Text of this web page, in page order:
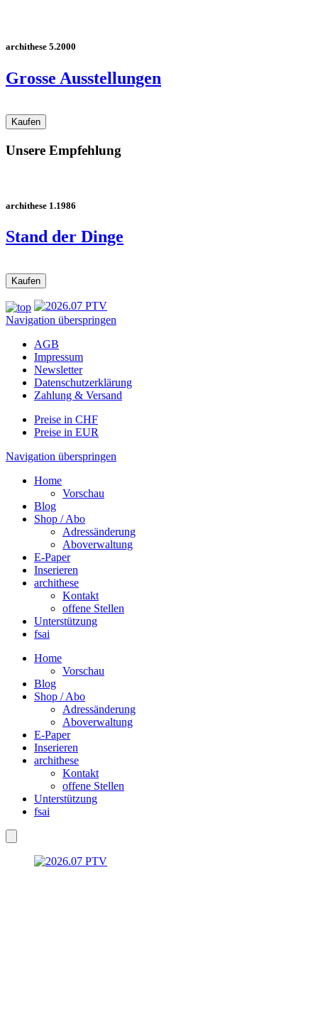
archithese 5.2000
Grosse Ausstellungen
Unsere Empfehlung
archithese 1.1986
Stand der Dinge
Navigation überspringen
AGB
Impressum
Newsletter
Datenschutzerklärung
Zahlung & Versand
Preise in CHF
Preise in EUR
Navigation überspringen
Home
Vorschau
Blog
Shop / Abo
Adressänderung
Aboverwaltung
E-Paper
Inserieren
archithese
Kontakt
offene Stellen
Unterstützung
fsai
Home
Vorschau
Blog
Shop / Abo
Adressänderung
Aboverwaltung
E-Paper
Inserieren
archithese
Kontakt
offene Stellen
Unterstützung
fsai